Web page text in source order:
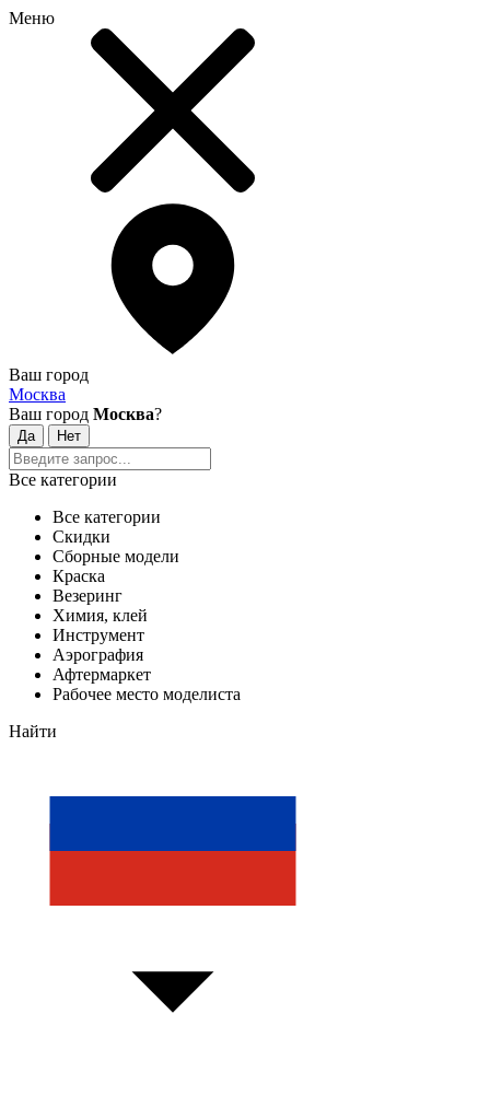
Меню
Ваш город
Москва
Ваш город Москва?
Все категории
Все категории
Скидки
Сборные модели
Краска
Везеринг
Химия, клей
Инструмент
Аэрография
Афтермаркет
Рабочее место моделиста
Найти